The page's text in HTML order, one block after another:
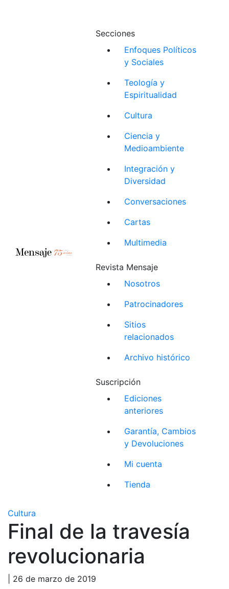
Secciones
Enfoques Políticos
y Sociales
Teología y
Espiritualidad
Cultura
Ciencia y
Medioambiente
Integración y
Diversidad
Conversaciones
Cartas
Multimedia
Revista Mensaje
Nosotros
Patrocinadores
Sitios
relacionados
Archivo histórico
Suscripción
Ediciones
anteriores
Garantía, Cambios
y Devoluciones
Mi cuenta
Tienda
Cultura
Final de la travesía
revolucionaria
| 26 de marzo de 2019